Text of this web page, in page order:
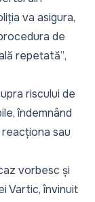
va asigura,
de
repetată”,
riscului de
îndemnând
sau
vorbesc și
Vartic, învinuit